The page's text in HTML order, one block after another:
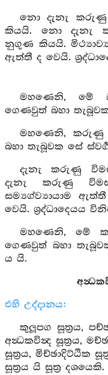
නො දැනැ කරුණු
කියයි. නො දැනැ
නුගුණ කියයි.
ඇත්තී ද වෙයි.
මහණෙනි, මේ
ගෙණවුත් බහා
මහණෙනි, කරුණු
බහා තැබූවක සේ
දැනැ කරුණු
දැනැ කරුණු
සම්‍යග්ව්‍යායාම
වෙයි. ශ්‍රද්ධාදෙයය
මහණෙනි, මේ
ගෙණවුත් බහා
ය යි.
එහි උද්දානය:
කුලූපග සූත්‍රය,
අන්‍ධකවින්‍ද සූත්‍රය,
සූත්‍රය, මිච්ඡාදිට්ඨික
සූත්‍රය යි සූත්‍ර දශයෙකි.